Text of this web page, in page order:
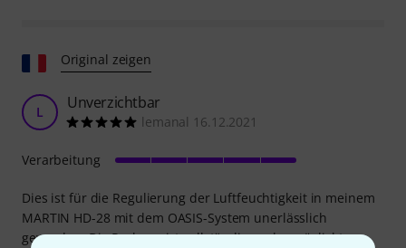
Original zeigen
L Unverzichtbar
lemanal 16.12.2021
Dies ist für die Regulierung der Luftfeuchtigkeit in meinem
MARTIN HD-28 mit dem OASIS-System unerlässlich
geworden. Die Packung ist vollständig und ermöglicht
Verarbeitung